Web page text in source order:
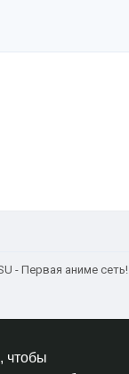
чтобы
- Первая аниме сеть!